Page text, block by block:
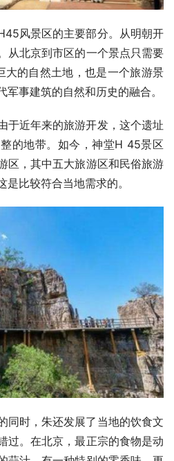
风景区的主要部分。从明朝开
从北京到市区的一个景点只需要
大的自然土地，也是一个旅游景
事建筑的自然和历史的融合。
于近年来的旅游开发，这个遗址
的地带。如今，神堂H 45景区
区，其中五大旅游区和民俗旅游
比较符合当地需求的。
同时，朱还发展了当地的饮食文
过。在北京，最正宗的食物是动